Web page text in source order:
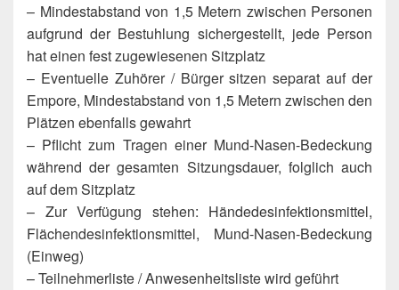
– Mindestabstand von 1,5 Metern zwischen Personen
aufgrund der Bestuhlung sichergestellt, jede Person
hat einen fest zugewiesenen Sitzplatz
– Eventuelle Zuhörer / Bürger sitzen separat auf der
Empore, Mindestabstand von 1,5 Metern zwischen den
Plätzen ebenfalls gewahrt
– Pflicht zum Tragen einer Mund-Nasen-Bedeckung
während der gesamten Sitzungsdauer, folglich auch
auf dem Sitzplatz
– Zur Verfügung stehen: Händedesinfektionsmittel,
Flächendesinfektionsmittel, Mund-Nasen-Bedeckung
(Einweg)
– Teilnehmerliste / Anwesenheitsliste wird geführt